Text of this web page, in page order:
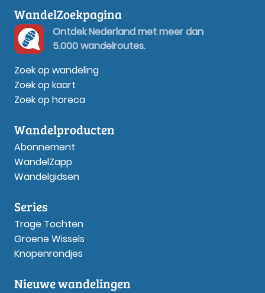
WandelZoekpagina
Ontdek Nederland met meer dan
5.000 wandelroutes.
Zoek op wandeling
Zoek op kaart
Zoek op horeca
Wandelproducten
Abonnement
WandelZapp
Wandelgidsen
Series
Trage Tochten
Groene Wissels
Knopenrondjes
Nieuwe wandelingen